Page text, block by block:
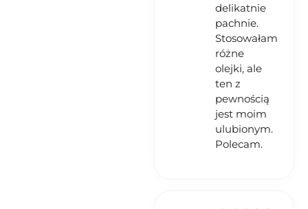
delikatnie
pachnie.
Stosowałam
różne
olejki, ale
ten z
pewnością
jest moim
ulubionym.
Polecam.